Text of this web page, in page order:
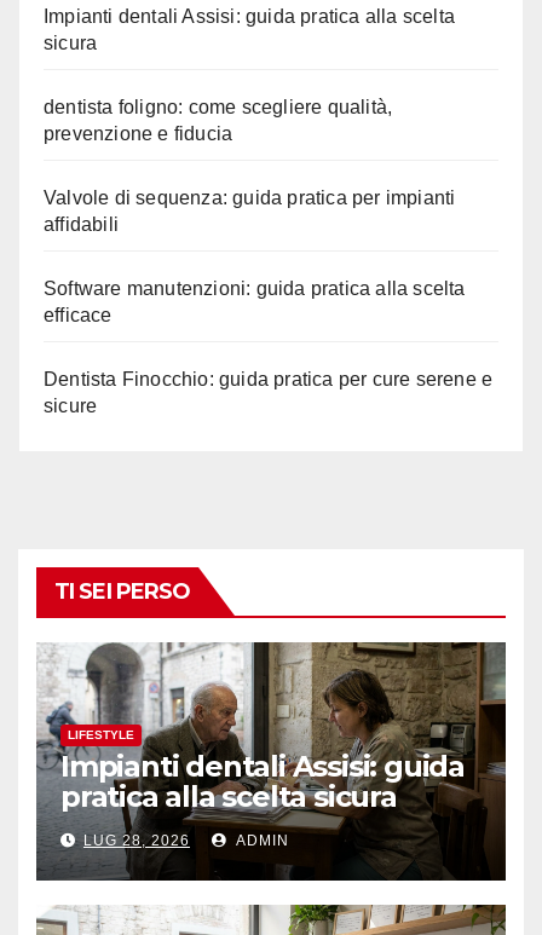
Impianti dentali Assisi: guida pratica alla scelta
sicura
dentista foligno: come scegliere qualità,
prevenzione e fiducia
Valvole di sequenza: guida pratica per impianti
affidabili
Software manutenzioni: guida pratica alla scelta
efficace
Dentista Finocchio: guida pratica per cure serene e
sicure
TI SEI PERSO
LIFESTYLE
Impianti dentali Assisi: guida
pratica alla scelta sicura
LUG 28, 2026 ADMIN